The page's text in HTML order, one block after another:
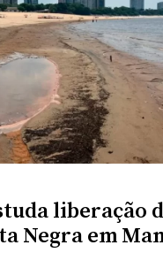
liberação
Negra em